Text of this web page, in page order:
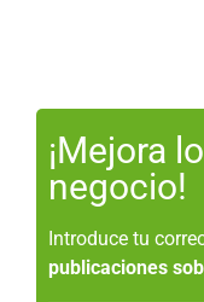
¡Mejora
negocio!
Introduce tu
publicaciones